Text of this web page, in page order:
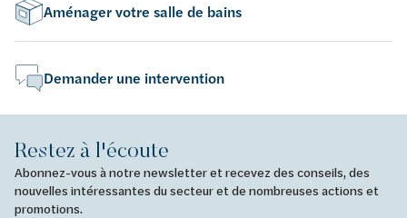
Aménager votre salle de bains
Demander une intervention
Restez à l'écoute
Abonnez-vous à notre newsletter et recevez des conseils, des
nouvelles intéressantes du secteur et de nombreuses actions et
promotions.